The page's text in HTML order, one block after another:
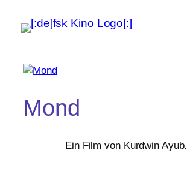
Mond
Ein Film von Kurdwin Ayub.